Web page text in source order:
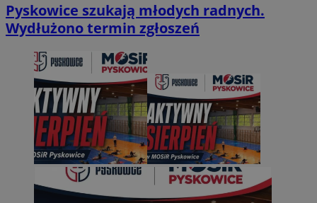
Pyskowice szukają młodych radnych.
Wydłużono termin zgłoszeń